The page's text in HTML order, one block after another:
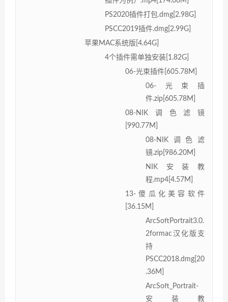
PS2020插件打包.dmg[2.98G]
PSCC2019插件.dmg[2.99G]
苹果MAC系统版[4.64G]
4个插件需单独安装[1.82G]
06-光束插件[605.78M]
06-光束插
件.zip[605.78M]
08-NIK调色滤镜
[990.77M]
08-NIK调色滤
镜.zip[986.20M]
NIK安装教
程.mp4[4.57M]
13-傻瓜化美容软件
[36.15M]
ArcSoftPortrait3.0.
2formac汉化版支
持
PSCC2018.dmg[20
.36M]
ArcSoft_Portrait-
安装教